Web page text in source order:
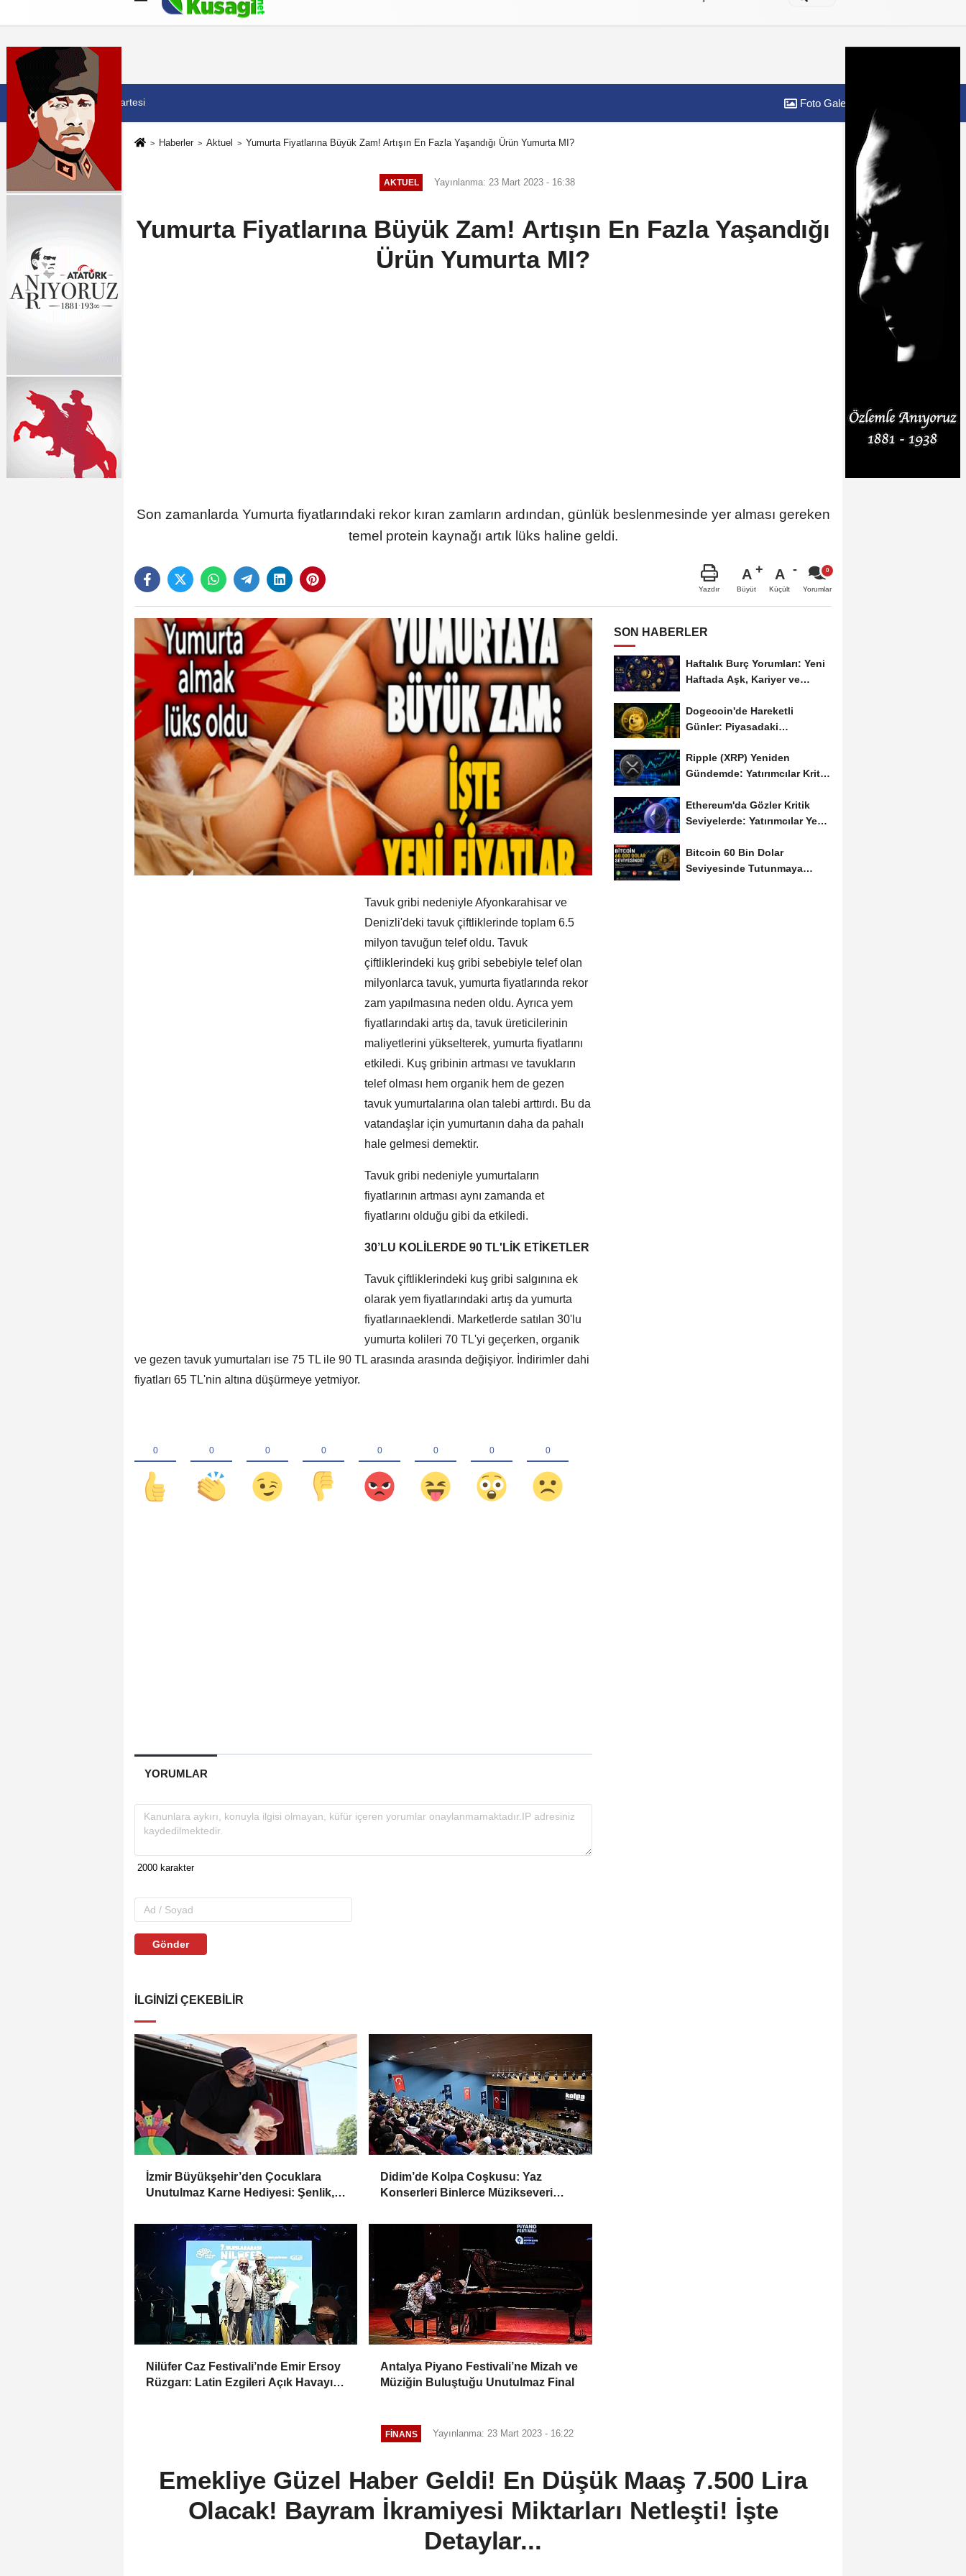
Künye İletişim Çerez Politikası
8 Ağustos 2026, Cumartesi Foto Galeri
Haberler Aktuel Yumurta Fiyatlarına Büyük Zam! Artışın En Fazla Yaşandığı Ürün Yumurta MI?
AKTUEL Yayınlanma: 23 Mart 2023 - 16:38
Yumurta Fiyatlarına Büyük Zam! Artışın En Fazla Yaşandığı
Ürün Yumurta MI?
Son zamanlarda Yumurta fiyatlarındaki rekor kıran zamların ardından, günlük beslenmesinde yer alması gereken
temel protein kaynağı artık lüks haline geldi.
Yazdır
A
Büyüt
A
Küçült Yorumlar
Tavuk gribi nedeniyle Afyonkarahisar ve
Denizli'deki tavuk çiftliklerinde toplam 6.5
milyon tavuğun telef oldu. Tavuk
çiftliklerindeki kuş gribi sebebiyle telef olan
milyonlarca tavuk, yumurta fiyatlarında rekor
zam yapılmasına neden oldu. Ayrıca yem
fiyatlarındaki artış da, tavuk üreticilerinin
maliyetlerini yükselterek, yumurta fiyatlarını
etkiledi. Kuş gribinin artması ve tavukların
telef olması hem organik hem de gezen
tavuk yumurtalarına olan talebi arttırdı. Bu da
vatandaşlar için yumurtanın daha da pahalı
hale gelmesi demektir.
Tavuk gribi nedeniyle yumurtaların
fiyatlarının artması aynı zamanda et
fiyatlarını olduğu gibi da etkiledi.
30’LU KOLİLERDE 90 TL'LİK ETİKETLER
Tavuk çiftliklerindeki kuş gribi salgınına ek
olarak yem fiyatlarındaki artış da yumurta
fiyatlarınaeklendi. Marketlerde satılan 30'lu
yumurta kolileri 70 TL'yi geçerken, organik
ve gezen tavuk yumurtaları ise 75 TL ile 90 TL arasında arasında değişiyor. İndirimler dahi
fiyatları 65 TL'nin altına düşürmeye yetmiyor.
YORUMLAR
Gönder
İLGINIZI ÇEKEBILIR
İzmir Büyükşehir’den Çocuklara
Unutulmaz Karne Hediyesi: Şenlik,
Didim’de Kolpa Coşkusu: Yaz
Konserleri Binlerce Müzikseveri
Nilüfer Caz Festivali’nde Emir Ersoy
Rüzgarı: Latin Ezgileri Açık Havayı
Antalya Piyano Festivali’ne Mizah ve
Müziğin Buluştuğu Unutulmaz Final
SON HABERLER
Haftalık Burç Yorumları: Yeni
Haftada Aşk, Kariyer ve
Dogecoin'de Hareketli
Günler: Piyasadaki
de...
Ripple (XRP) Yeniden
Gündemde: Yatırımcılar Kritik
Ethereum'da Gözler Kritik
Seviyelerde: Yatırımcılar Yeni
Bitcoin 60 Bin Dolar
Seviyesinde Tutunmaya
FINANS Yayınlanma: 23 Mart 2023 - 16:22
Emekliye Güzel Haber Geldi! En Düşük Maaş 7.500 Lira
Olacak! Bayram İkramiyesi Miktarları Netleşti! İşte
Detaylar...